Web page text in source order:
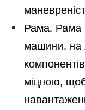
Рама. Рама
машини, на
міцною,